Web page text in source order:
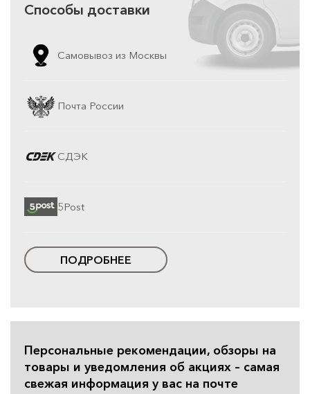
Способы доставки
Самовывоз из Москвы
Почта России
СДЭК
5Post
ПОДРОБНЕЕ
Персональные рекомендации, обзоры на
товары и уведомления об акциях – самая
свежая информация у вас на почте